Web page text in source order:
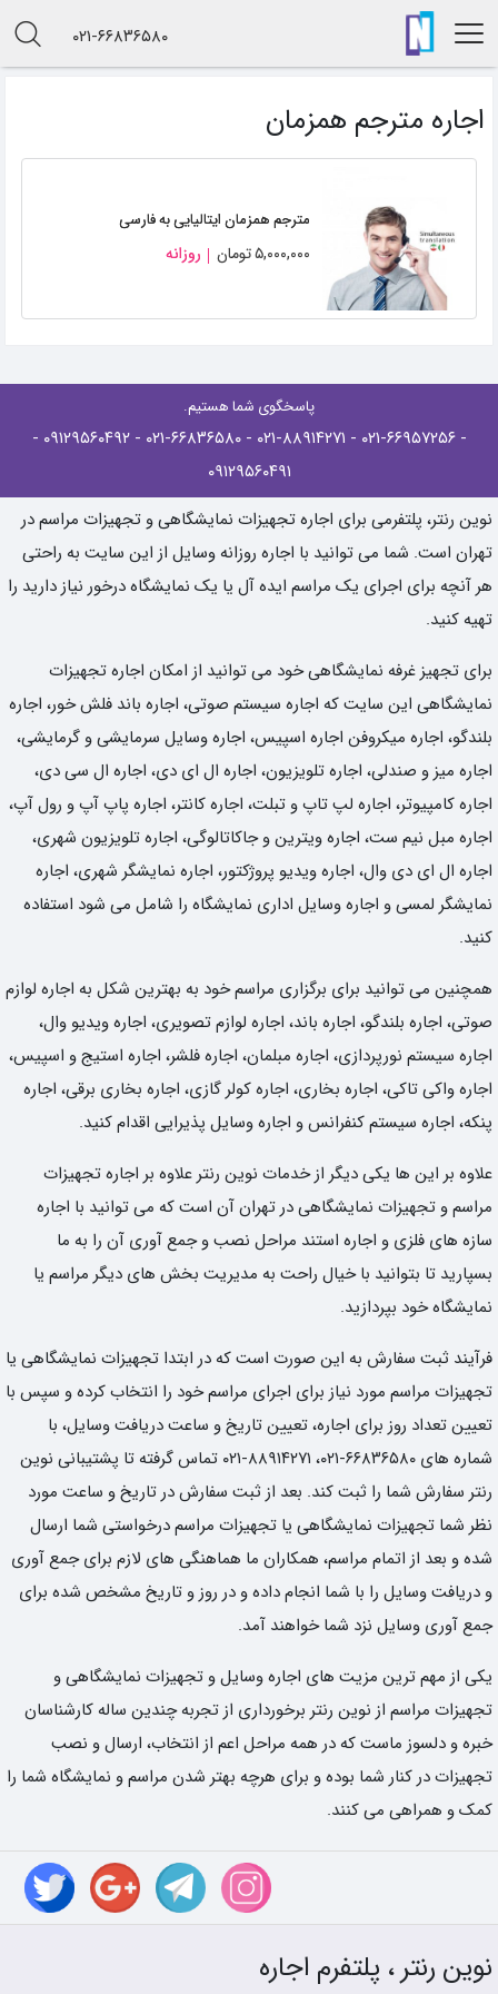
۰۲۱-۶۶۸۳۶۵۸۰
اجاره مترجم همزمان
مترجم همزمان ایتالیایی به فارسی
۵,۰۰۰,۰۰۰تومان روزانه
پاسخگوی شما هستیم.
- ۰۲۱-۶۶۹۵۷۲۵۶ - ۰۲۱-۸۸۹۱۴۲۷۱ - ۰۲۱-۶۶۸۳۶۵۸۰ - ۰۹۱۲۹۵۶۰۴۹۲
-
۰۹۱۲۹۵۶۰۴۹۱
نوین رنتر، پلتفرمی برای اجاره تجهیزات نمایشگاهی و تجهیزات مراسم در
تهران است. شما می توانید با اجاره روزانه وسایل از این سایت به راحتی
هر آنچه برای اجرای یک مراسم ایده آل یا یک نمایشگاه درخور نیاز دارید را
تهیه کنید.
برای تجهیز غرفه نمایشگاهی خود می توانید از امکان اجاره تجهیزات
نمایشگاهی این سایت که اجاره سیستم صوتی، اجاره باند فلش خور، اجاره
بلندگو، اجاره میکروفن اجاره اسپیس، اجاره وسایل سرمایشی و گرمایشی،
اجاره میز و صندلی، اجاره تلویزیون، اجاره ال ای دی، اجاره ال سی دی،
اجاره کامپیوتر، اجاره لپ تاپ و تبلت، اجاره کانتر، اجاره پاپ آپ و رول آپ،
اجاره مبل نیم ست، اجاره ویترین و جاکاتالوگی، اجاره تلویزیون شهری،
اجاره ال ای دی وال، اجاره ویدیو پروژکتور، اجاره نمایشگر شهری، اجاره
نمایشگر لمسی و اجاره وسایل اداری نمایشگاه را شامل می شود استفاده
کنید.
همچنین می توانید برای برگزاری مراسم خود به بهترین شکل به اجاره لوازم
صوتی، اجاره بلندگو، اجاره باند، اجاره لوازم تصویری، اجاره ویدیو وال،
اجاره سیستم نورپردازی، اجاره مبلمان، اجاره فلشر، اجاره استیج و اسپیس،
اجاره واکی تاکی، اجاره بخاری، اجاره کولر گازی، اجاره بخاری برقی، اجاره
پنکه، اجاره سیستم کنفرانس و اجاره وسایل پذیرایی اقدام کنید.
علاوه بر این ها یکی دیگر از خدمات نوین رنتر علاوه بر اجاره تجهیزات
مراسم و تجهیزات نمایشگاهی در تهران آن است که می توانید با اجاره
سازه های فلزی و اجاره استند مراحل نصب و جمع آوری آن را به ما
بسپارید تا بتوانید با خیال راحت به مدیریت بخش های دیگر مراسم یا
نمایشگاه خود بپردازید.
فرآیند ثبت سفارش به این صورت است که در ابتدا تجهیزات نمایشگاهی یا
تجهیزات مراسم مورد نیاز برای اجرای مراسم خود را انتخاب کرده و سپس با
تعیین تعداد روز برای اجاره، تعیین تاریخ و ساعت دریافت وسایل، با
شماره های ۶۶۸۳۶۵۸۰-۰۲۱، ۸۸۹۱۴۲۷۱-۰۲۱ تماس گرفته تا پشتیبانی نوین
رنتر سفارش شما را ثبت کند. بعد از ثبت سفارش در تاریخ و ساعت مورد
نظر شما تجهیزات نمایشگاهی یا تجهیزات مراسم درخواستی شما ارسال
شده و بعد از اتمام مراسم، همکاران ما هماهنگی های لازم برای جمع آوری
و دریافت وسایل را با شما انجام داده و در روز و تاریخ مشخص شده برای
جمع آوری وسایل نزد شما خواهند آمد.
یکی از مهم ترین مزیت های اجاره وسایل و تجهیزات نمایشگاهی و
تجهیزات مراسم از نوین رنتر برخورداری از تجربه چندین ساله کارشناسان
خبره و دلسوز ماست که در همه مراحل اعم از انتخاب، ارسال و نصب
تجهیزات در کنار شما بوده و برای هرچه بهتر شدن مراسم و نمایشگاه شما را
کمک و همراهی می کنند.
نوین رنتر ، پلتفرم اجاره